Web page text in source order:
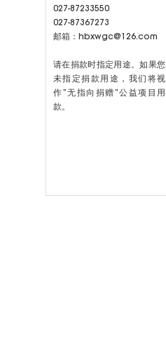
027-87233550
027-87367273
邮箱：hbxwgc@126.com
请在捐款时指定用途。如果您
未指定捐款用途，我们将视
作”无指向捐赠”公益项目用
款。